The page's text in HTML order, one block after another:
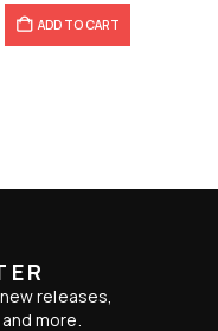
ADD TO CART
releases,
more.